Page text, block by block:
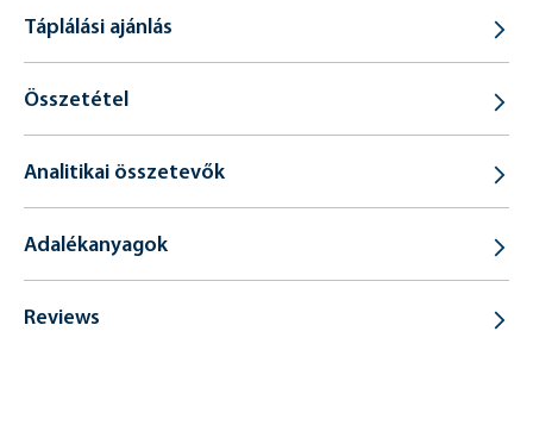
Táplálási ajánlás
Összetétel
Analitikai összetevők
Adalékanyagok
Reviews